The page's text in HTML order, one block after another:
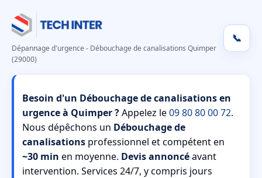
Dépannage d'urgence - Débouchage de canalisations Quimper
(29000)
📞
Besoin d'un Débouchage de canalisations en
urgence à Quimper ?Appelez le09 80 80 00 72.
Nous dépêchons un Débouchage de
canalisations professionnel et compétent en
~30 min en moyenne. Devis annoncéavant
intervention. Services 24/7, y compris jours